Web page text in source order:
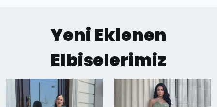
Yeni Eklenen
Elbiselerimiz